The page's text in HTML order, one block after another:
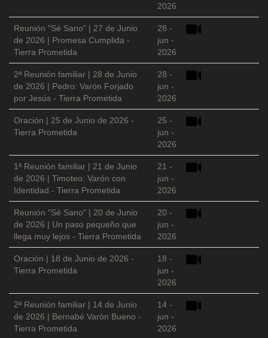
2026
Reunión "Sé Sano" | 27 de Junio
de 2026 | Promesa Cumplida -
Tierra Prometida
28 -
jun -
2026
2ª Reunión familiar | 28 de Junio
de 2026 | Pedro: Varón Forjado
por Jesús - Tierra Prometida
28 -
jun -
2026
Oración | 25 de Junio de 2026 -
Tierra Prometida
25 -
jun -
2026
1ª Reunión familiar | 21 de Junio
de 2026 | Timoteo: Varón con
Identidad - Tierra Prometida
21 -
jun -
2026
Reunión "Sé Sano" | 20 de Junio
de 2026 | Un paso pequeño que
llega muy lejos - Tierra Prometida
20 -
jun -
2026
Oración | 18 de Junio de 2026 -
Tierra Prometida
18 -
jun -
2026
2ª Reunión familiar | 14 de Junio
de 2026 | Bernabé Varón Bueno -
Tierra Prometida
14 -
jun -
2026